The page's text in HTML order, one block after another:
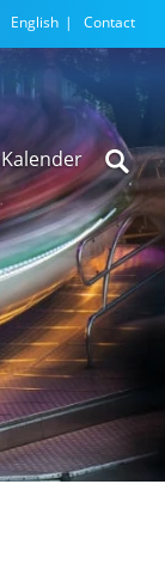
English Contact
Kalender